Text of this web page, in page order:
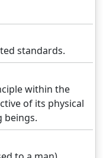
standards.
within the
of its physical
beings.